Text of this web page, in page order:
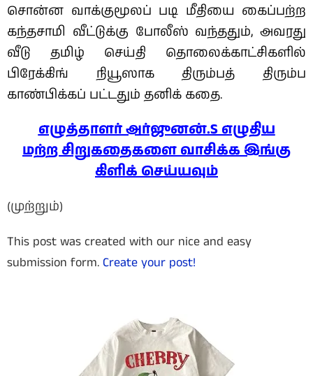
சொன்ன வாக்குமூலப் படி மீதியை கைப்பற்ற
கந்தசாமி வீட்டுக்கு போலீஸ் வந்ததும், அவரது
வீடு தமிழ் செய்தி தொலைக்காட்சிகளில்
பிரேக்கிங் நியூஸாக திரும்பத் திரும்ப
காண்பிக்கப் பட்டதும் தனிக் கதை.
எழுத்தாளர் அர்ஜுனன்.S எழுதிய
மற்ற சிறுகதைகளை வாசிக்க இங்கு
கிளிக் செய்யவும்
(முற்றும்)
This post was created with our nice and easy
submission form. Create your post!